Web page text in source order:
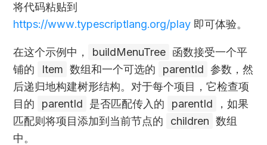
将代码粘贴到
https://www.typescriptlang.org/play 即可体验。
在这个示例中， buildMenuTree 函数接受一个平
铺的
Item 数组和一个可选的 parentId 参数，然
后递归地构建树形结构。对于每个项目，它检查项
目的
parentId 是否匹配传入的 parentId
，如果
匹配则将项目添加到当前节点的
children 数组
中。